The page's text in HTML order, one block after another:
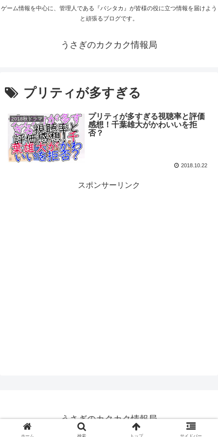
ゲーム情報を中心に、管理人である『バシタカ』が皆様の役に立つ情報を届けよう
と頑張るブログです。
うさぎのカクカク情報局
プリティが多すぎる
2018秋ドラマ
プリティが多すぎる視聴率と評価
感想！千葉雄大がかわいいを拒
否？
2018.10.22
スポンサーリンク
うさぎのカクカク情報局
© 2015 うさぎのカクカク情報局.
ホーム 検索 トップ サイドバー